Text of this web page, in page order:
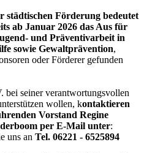
städtischen Förderung bedeutet
ab Januar 2026 das Aus für
und Präventivarbeit in
sowie Gewaltprävention,
oder Förderer gefunden
bei seiner verantwortungsvollen
wollen, kontaktieren
Vorstand Regine
per E-Mail unter:
uns an Tel. 06221 - 6525894